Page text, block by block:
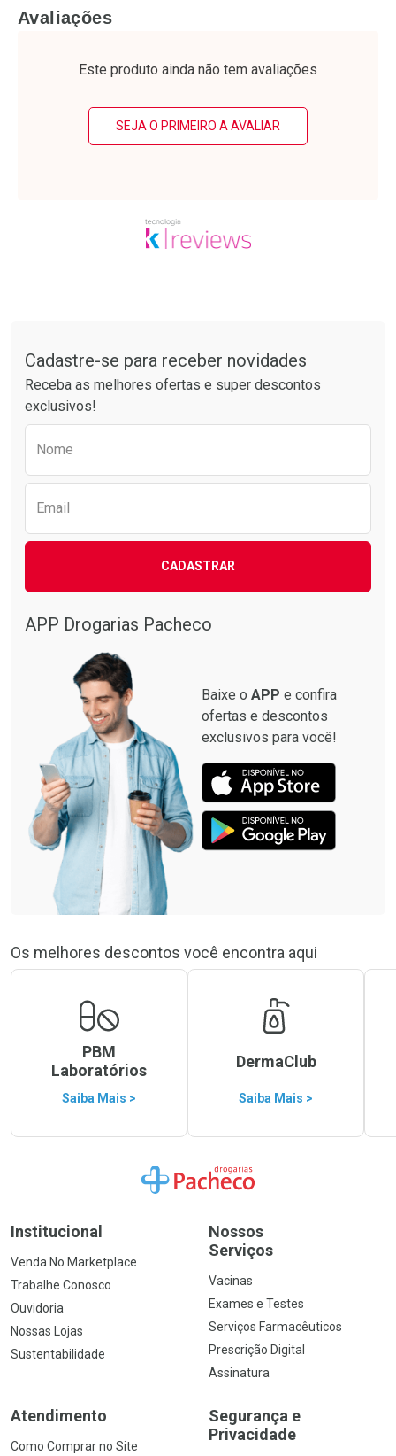
Laboratório
Por R$ 49,89/cada
Por Menos Laboratório
Por R$ 60,74/cada
Por Menos
Avaliações
Este produto ainda não tem avaliações
SEJA O PRIMEIRO A AVALIAR
Cadastre-se para receber novidades
Receba as melhores ofertas e super descontos
exclusivos!
Nome
Email
CADASTRAR
APP Drogarias Pacheco
Baixe o APP e confira
ofertas e descontos
exclusivos para você!
Os melhores descontos você encontra aqui
PBM
Laboratórios
Saiba Mais >
DermaClub
Saiba Mais >
Ir para a Home
Institucional
Venda No Marketplace
Trabalhe Conosco
Ouvidoria
Nossas Lojas
Sustentabilidade
Nossos
Serviços
Vacinas
Exames e Testes
Serviços Farmacêuticos
Prescrição Digital
Assinatura
Atendimento
Como Comprar no Site
Segurança e
Privacidade